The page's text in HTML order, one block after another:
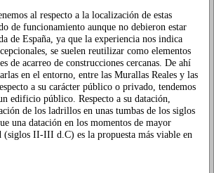
al respecto a la localización de estas
de funcionamiento aunque no debieron estar
de España, ya que la experiencia nos indica
se suelen reutilizar como elementos
de acarreo de construcciones cercanas. De ahí
en el entorno, entre las Murallas Reales y las
a su carácter público o privado, tendemos
edificio público. Respecto a su datación,
de los ladrillos en unas tumbas de los siglos
una datación en los momentos de mayor
(siglos II-III d.C) es la propuesta más viable en